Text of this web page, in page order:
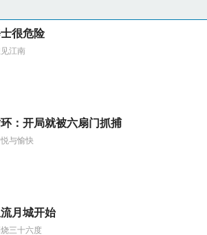
很危险
江南
：开局就被六扇门抓捕
与愉快
月城开始
三十六度